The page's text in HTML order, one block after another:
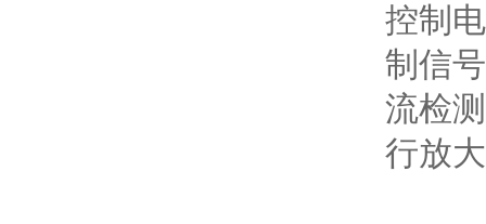
控制
制信
流检
行放